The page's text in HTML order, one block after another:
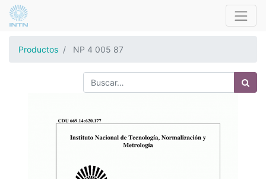
Productos NP 4 005 87